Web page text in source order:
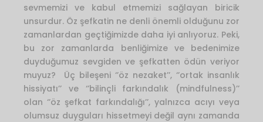
sevmemizi ve kabul etmemizi sağlayan biricik
unsurdur. Öz şefkatin ne denli önemli olduğunu zor
zamanlardan geçtiğimizde daha iyi anlıyoruz. Peki,
bu zor zamanlarda benliğimize ve bedenimize
duyduğumuz sevgiden ve şefkatten ödün veriyor
muyuz? Üç bileşeni ‘’öz nezaket’’, ‘’ortak insanlık
hissiyatı’’ ve ‘’bilinçli farkındalık (mindfulness)’’
olan ‘’öz şefkat farkındalığı’’, yalnızca acıyı veya
olumsuz duyguları hissetmeyi değil aynı zamanda